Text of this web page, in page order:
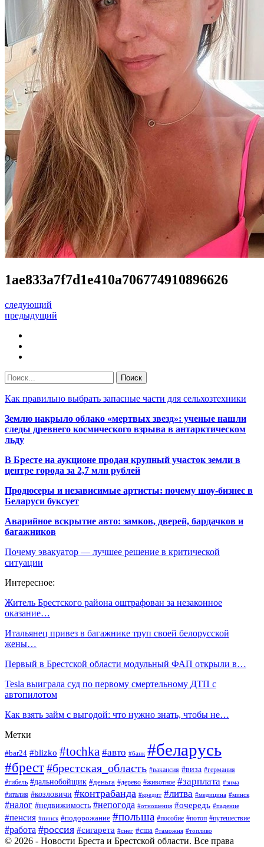
1ae833a7f7d1e410a706774910896626
следующий
предыдущий
Как правильно выбрать запасные части для сельхозтехники
Землю накрыло облако «мертвых звезд»: ученые нашли
следы древнего космического взрыва в антарктическом
льду
В Бресте на аукционе продан крупный участок земли в
центре города за 2,7 млн рублей
Продюсеры и независимые артисты: почему шоу-бизнес в
Беларуси буксует
Аварийное вскрытие авто: замков, дверей, бардачков и
багажников
Почему эвакуатор — лучшее решение в критической
ситуации
Интересное:
Житель Брестского района оштрафован за незаконное
оказание…
Итальянец привез в багажнике труп своей белорусской
жены…
Первый в Брестской области модульный ФАП открыли в…
Tesla выиграла суд по первому смертельному ДТП с
автопилотом
Как взять займ с выгодой: что нужно знать, чтобы не…
Метки
#bar24 #blizko #tochka #авто #банк #беларусь
#брест#брестская_область #вакансия #виза #германия
#гибель #дальнобойщик #деньга #дерево #животное #зарплата #зима
#италия #козловичи #контрабанда #кредит #литва #медицина #минск
#налог #недвижимость #непогода #отношения #очередь #падение
#пенсия #пинск #подорожание #польша #пособие #потоп #путешествие
#работа #россия #сигарета #снег #сша #таможня #топливо
© 2026 - Новости Бреста и Брестской области. Все права